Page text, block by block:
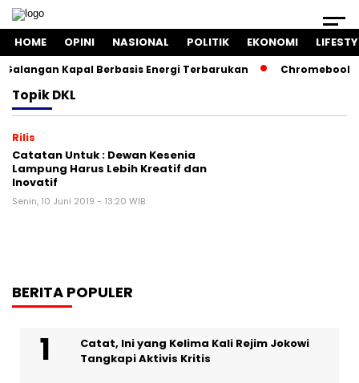
HOME OPINI NASIONAL POLITIK EKONOMI
Kapal Berbasis Energi Terbarukan Chromebook
TopikDKL
Rilis
Catatan Untuk : Dewan Kesenia
Lampung Harus Lebih Kreatif dan
Inovatif
Senin, 10 Juni 2019 - 13:20 WIB
BERITA POPULER
Catat, Ini yang Kelima Kali Rejim Jokowi
Tangkapi Aktivis Kritis